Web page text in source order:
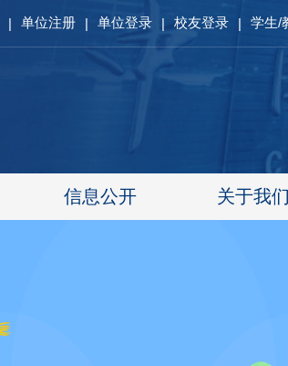
| 单位注册 | 单位登录 | 校友登录 | 学生/
信息公开 关于我们